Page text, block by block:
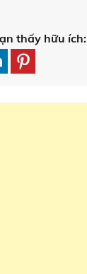
thấy hữu ích: